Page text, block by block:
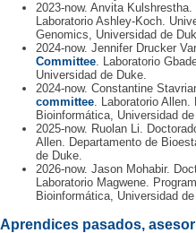
2023-now. Anvita Kulshrestha.
Laboratorio Ashley-Koch.
Genomics, Universidad de
2024-now. Jennifer Drucker
Committee . Laboratorio
Universidad de Duke.
2024-now. Constantine
committee . Laboratorio
Bioinformática, Universidad de
2025-now. Ruolan Li.
Allen. Departamento de
de Duke.
2026-now. Jason Mohabir.
Laboratorio Magwene.
Bioinformática, Universidad de
Aprendices pasados,